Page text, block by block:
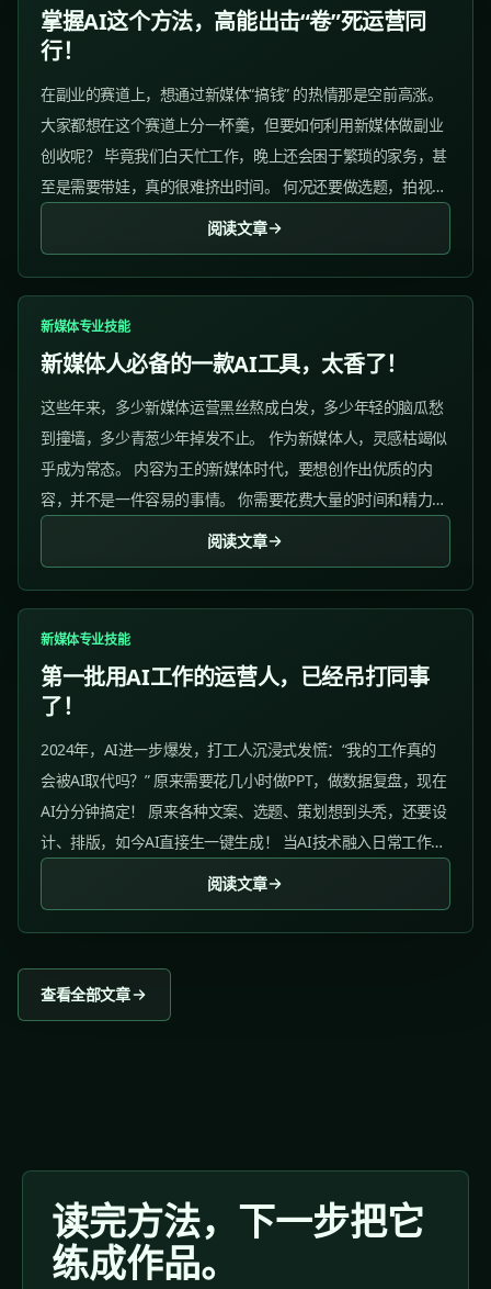
掌握AI这个方法，高能出击“卷”死运营同
行！
在副业的赛道上，想通过新媒体“搞钱” 的热情那是空前高涨。
大家都想在这个赛道上分一杯羹，但要如何利用新媒体做副业
创收呢？ 毕竟我们白天忙工作，晚上还会困于繁琐的家务，甚
至是需要带娃，真的很难挤出时间。 何况还要做选题，拍视
频，找配图......等等，这些都是要面临的问题。...
阅读文章
新媒体专业技能
新媒体人必备的一款AI工具，太香了！
这些年来，多少新媒体运营黑丝熬成白发，多少年轻的脑瓜愁
到撞墙，多少青葱少年掉发不止。 作为新媒体人，灵感枯竭似
乎成为常态。 内容为王的新媒体时代，要想创作出优质的内
容，并不是一件容易的事情。 你需要花费大量的时间和精力，
进行调研、写作、编辑、美化等等。...
阅读文章
新媒体专业技能
第一批用AI工作的运营人，已经吊打同事
了！
2024年，AI进一步爆发，打工人沉浸式发慌：“我的工作真的
会被AI取代吗？” 原来需要花几小时做PPT，做数据复盘，现在
AI分分钟搞定！ 原来各种文案、选题、策划想到头秃，还要设
计、排版，如今AI直接生一键生成！ 当AI技术融入日常工作，
职场人的紧张感立刻被激发！...
阅读文章
查看全部文章
读完方法，下一步把它
练成作品。